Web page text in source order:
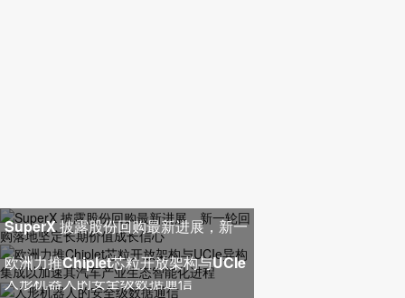
SuperX 披露股份回购最新进展，新一
轮回购落地坚定长期价值成长
欧洲力推Chiplet芯粒开放架构与UCIe
人形机器人的安全级数据通信